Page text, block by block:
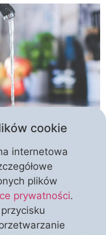
związanej z
raptem
dotąd odmiany
cookie
internetowa
plików
prywatności.